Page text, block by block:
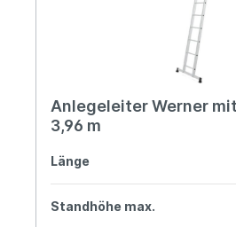
Anlegeleiter Werner
3,96 m
Länge
Standhöhe max.